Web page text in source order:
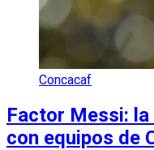
Concacaf
Factor Messi:
con equipos de